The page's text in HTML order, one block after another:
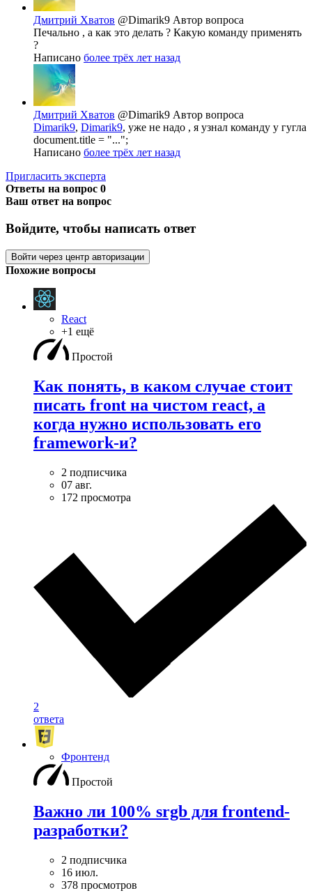
Дмитрий Хватов @Dimarik9 Автор вопроса
Печально , а как это делать ? Какую команду применять
?
Написано более трёх лет назад
Дмитрий Хватов @Dimarik9 Автор вопроса
Dimarik9, Dimarik9, уже не надо , я узнал команду у гугла
document.title = "...";
Написано более трёх лет назад
Пригласить эксперта
Ответы на вопрос 0
Ваш ответ на вопрос
Войдите, чтобы написать ответ
Войти через центр авторизации
Похожие вопросы
React
+1 ещё
Простой
Как понять, в каком случае стоит
писать front на чистом react, а
когда нужно использовать его
framework-и?
2 подписчика
07 авг.
172 просмотра
2
ответа
Фронтенд
Простой
Важно ли 100% srgb для frontend-
разработки?
2 подписчика
16 июл.
378 просмотров